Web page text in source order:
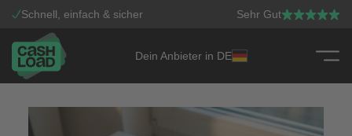
Zum Inhalt springen
Schnell, einfach & sicher Sehr Gut
Dein Anbieter in DE